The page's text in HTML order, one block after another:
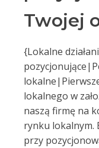
Twojej
{Lokalne
lokalnego w
naszą firmę na
rynku lokalnym.
przy